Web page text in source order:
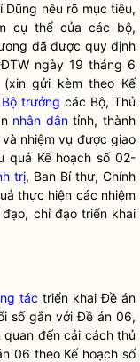
Dũng nêu rõ mục tiêu,
cụ thể của các bộ,
đã được quy định
ngày 19 tháng 6
gửi kèm theo Kế
Bộ trưởng các Bộ, Thủ
nhân dântỉnh, thành
nhiệm vụ được giao
quả Kế hoạch số 02-
trị, Ban Bí thư, Chính
thực hiện các nhiệm
chỉ đạotriển khai
tác triển khai Đề án
số gắn với Đề án 06,
đến cải cách thủ
06 theo Kế hoạch số